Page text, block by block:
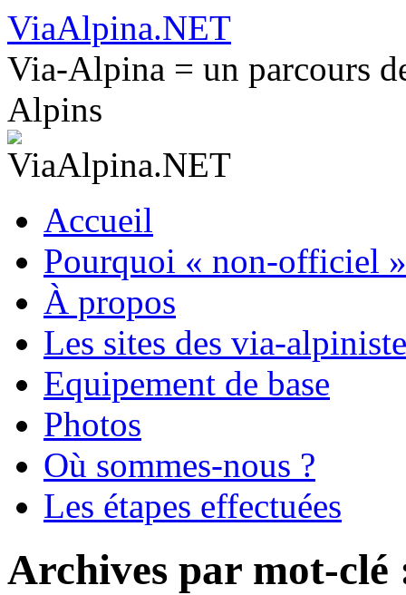
Aller
au
contenu
ViaAlpina.NET
Via-Alpina = un parcours
Alpins
Accueil
Pourquoi « non-officiel
À propos
Les sites des via-
Equipement de base
Photos
Où sommes-nous ?
Les étapes effectuées
Archives par mot-